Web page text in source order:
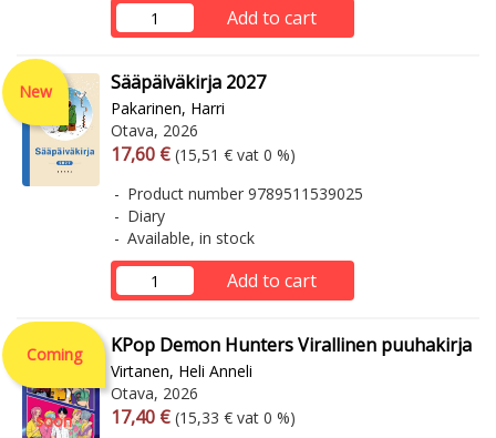
Add to cart
New Sääpäiväkirja 2027
Pakarinen, Harri
Otava, 2026
Arvonlisäverollinen hinta
17,60 € Excl. vat
(15,51 € vat 0 %)
Product number 9789511539025
Diary
Available, in stock
Add to cart
Coming
soon
KPop Demon Hunters Virallinen puuhakirja
Virtanen, Heli Anneli
Otava, 2026
Arvonlisäverollinen hinta
17,40 € Excl. vat
(15,33 € vat 0 %)